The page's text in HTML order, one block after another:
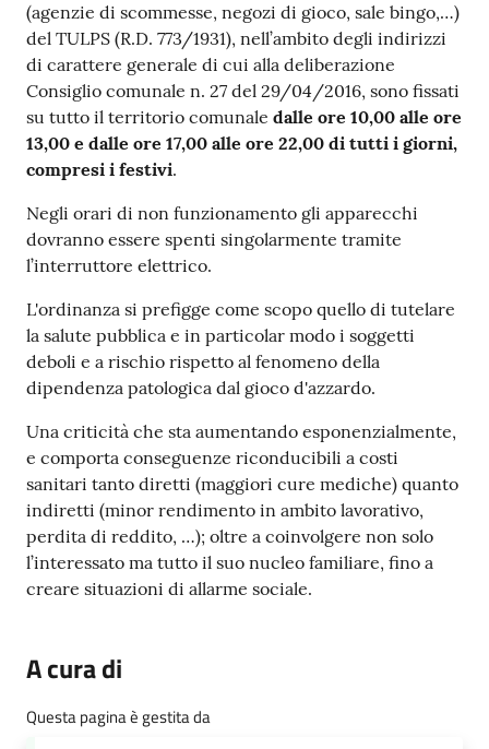
(agenzie di scommesse, negozi di gioco, sale bingo,…)
del TULPS (R.D. 773/1931), nell’ambito degli indirizzi
di carattere generale di cui alla deliberazione
Consiglio comunale n. 27 del 29/04/2016, sono fissati
su tutto il territorio comunale dalle ore 10,00 alle ore
13,00 e dalle ore 17,00 alle ore 22,00 di tutti i giorni,
compresi i festivi.
Negli orari di non funzionamento gli apparecchi
dovranno essere spenti singolarmente tramite
l’interruttore elettrico.
L'ordinanza si prefigge come scopo quello di tutelare
la salute pubblica e in particolar modo i soggetti
deboli e a rischio rispetto al fenomeno della
dipendenza patologica dal gioco d'azzardo.
Una criticità che sta aumentando esponenzialmente,
e comporta conseguenze riconducibili a costi
sanitari tanto diretti (maggiori cure mediche) quanto
indiretti (minor rendimento in ambito lavorativo,
perdita di reddito, …); oltre a coinvolgere non solo
l’interessato ma tutto il suo nucleo familiare, fino a
creare situazioni di allarme sociale.
A cura di
Questa pagina è gestita da